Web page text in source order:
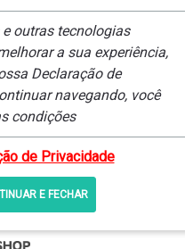
outras tecnologias
a sua experiência,
Declaração de
navegando, você
condições
de Privacidade
E FECHAR
25 © Direitos Reservados